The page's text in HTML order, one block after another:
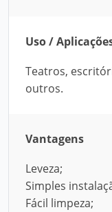
Uso /
Teatros,
outros.
Vantagens
Leveza;
Simples
Fácil limpeza;